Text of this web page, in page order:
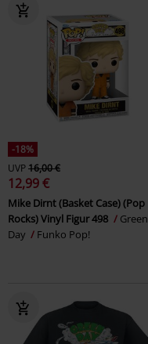
-18%
UVP16,00 €
12,99 €
Mike Dirnt (Basket Case) (Pop
Rocks) Vinyl Figur 498
Green
Day
Funko Pop!